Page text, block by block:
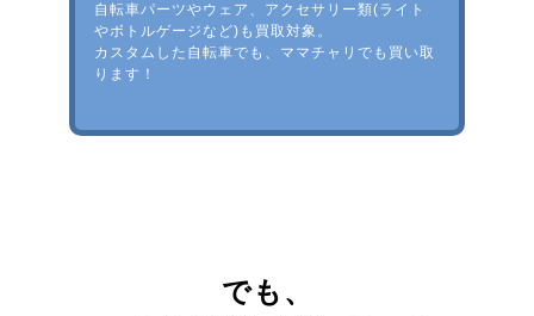
自転車パーツやウェア、アクセサリー類(ライト
やボトルゲージなど)も買取対象。
カスタムした自転車でも、ママチャリでも買い取
ります！
でも、